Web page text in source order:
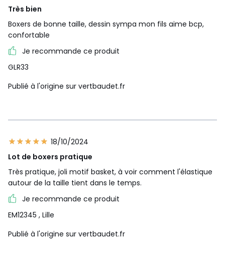
Très bien
Boxers de bonne taille, dessin sympa mon fils aime bcp,
confortable
Je recommande ce produit
GLR33
Publié à l'origine sur vertbaudet.fr
18/10/2024
Lot de boxers pratique
Très pratique, joli motif basket, à voir comment l'élastique
autour de la taille tient dans le temps.
Je recommande ce produit
EM12345 , Lille
Publié à l'origine sur vertbaudet.fr